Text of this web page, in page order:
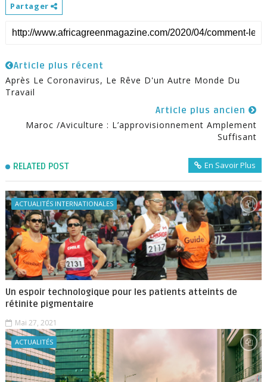
Partager
Article plus récent
Après Le Coronavirus, Le Rêve D'un Autre Monde Du
Travail
Article plus ancien
Maroc /Aviculture : L’approvisionnement Amplement
Suffisant
RELATED POST En Savoir Plus
ACTUALITÉS INTERNATIONALES
Un espoir technologique pour les patients atteints de
rétinite pigmentaire
Mai 27, 2021
ACTUALITÉS